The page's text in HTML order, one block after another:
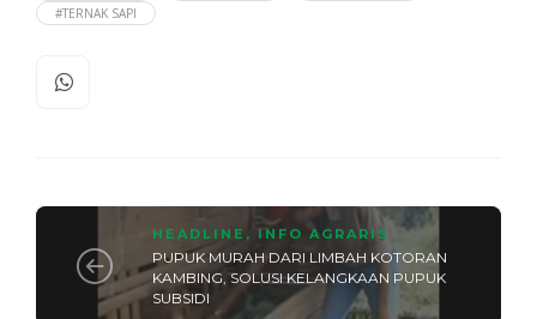
#TERNAK SAPI
HEADLINE , INFO AGRARIS
PUPUK MURAH DARI LIMBAH KOTORAN
KAMBING, SOLUSI KELANGKAAN PUPUK
SUBSIDI